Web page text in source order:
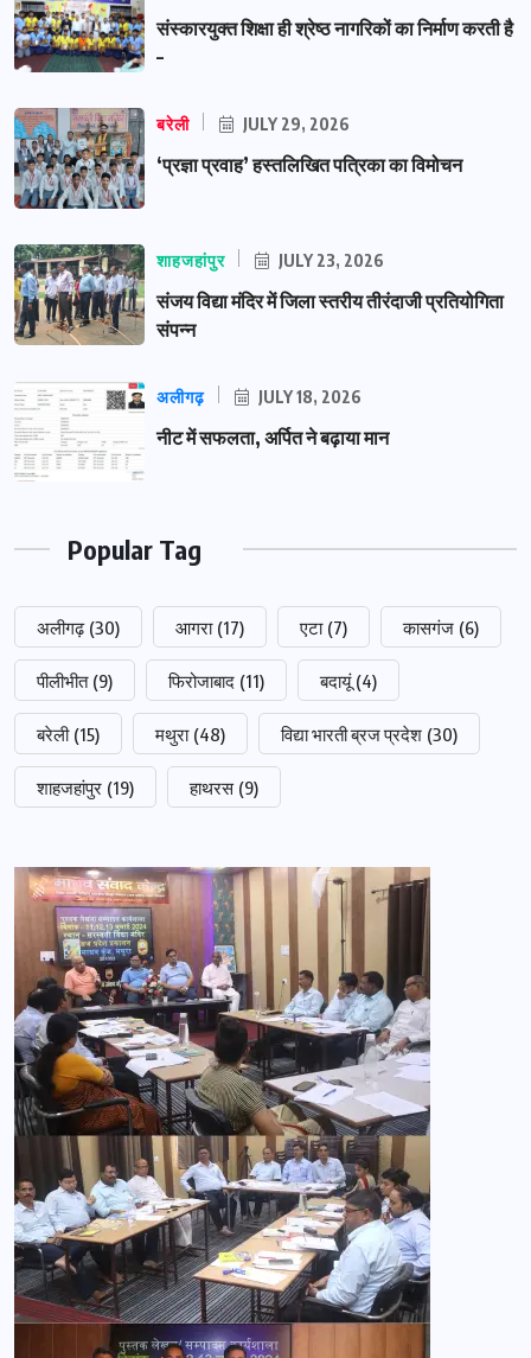
संस्कारयुक्त शिक्षा ही श्रेष्ठ नागरिकों का निर्माण करती है
–
बरेली JULY 29, 2026
‘प्रज्ञा प्रवाह’ हस्तलिखित पत्रिका का विमोचन
शाहजहांपुर JULY 23, 2026
संजय विद्या मंदिर में जिला स्तरीय तीरंदाजी प्रतियोगिता
संपन्न
अलीगढ़ JULY 18, 2026
नीट में सफलता, अर्पित ने बढ़ाया मान
Popular Tag
अलीगढ़ (30) आगरा (17) एटा (7) कासगंज (6)
पीलीभीत (9) फिरोजाबाद (11) बदायूं (4)
बरेली (15) मथुरा (48) विद्या भारती ब्रज प्रदेश (30)
शाहजहांपुर (19) हाथरस (9)